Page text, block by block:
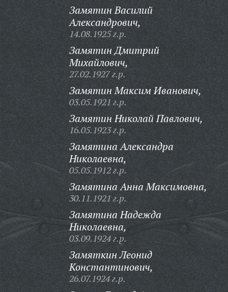
Замятин Василий
Александрович,
14.08.1925 г.р.
Замятин Дмитрий
Михайлович,
27.02.1927 г.р.
Замятин Максим Иванович,
03.05.1921 г.р.
Замятин Николай Павлович,
16.05.1923 г.р.
Замятина Александра
Николаевна,
05.05.1912 г.р.
Замятина Анна Максимовна,
30.11.1921 г.р.
Замятина Надежда
Николаевна,
03.09.1924 г.р.
Замяткин Леонид
Константинович,
26.07.1924 г.р.